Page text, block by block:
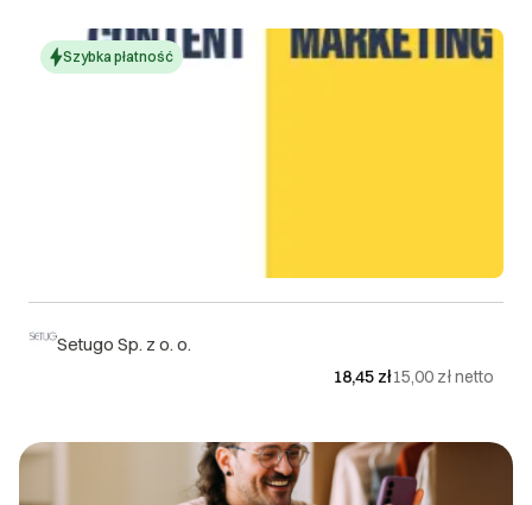
Szybka płatność
Setugo Sp. z o. o.
18,45 zł15,00 złnetto